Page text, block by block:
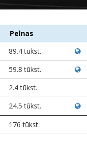
Pelnas
89.4 tūkst.
59.8 tūkst.
2.4 tūkst.
24.5 tūkst.
176 tūkst.